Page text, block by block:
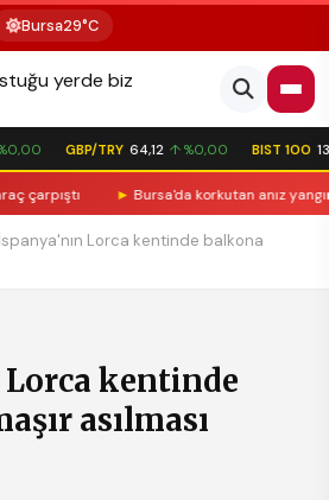
Bursa29°C
GBP/TRY 64,12 ↑ %0,00 BIST 100
çarpıştı Bursa'da korkutan anız yangını
İspanya'nın Lorca kentinde balkona
Lorca kentinde
asılması